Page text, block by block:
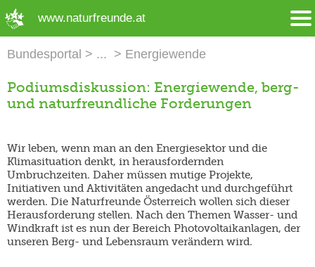
www.naturfreunde.at
Bundesportal Energiewende
Podiumsdiskussion: Energiewende, berg-
und naturfreundliche Forderungen
Wir leben, wenn man an den Energiesektor und die
Klimasituation denkt, in herausfordernden
Umbruchzeiten. Daher müssen mutige Projekte,
Initiativen und Aktivitäten angedacht und durchgeführt
werden. Die Naturfreunde Österreich wollen sich dieser
Herausforderung stellen. Nach den Themen Wasser- und
Windkraft ist es nun der Bereich Photovoltaikanlagen, der
unseren Berg- und Lebensraum verändern wird.